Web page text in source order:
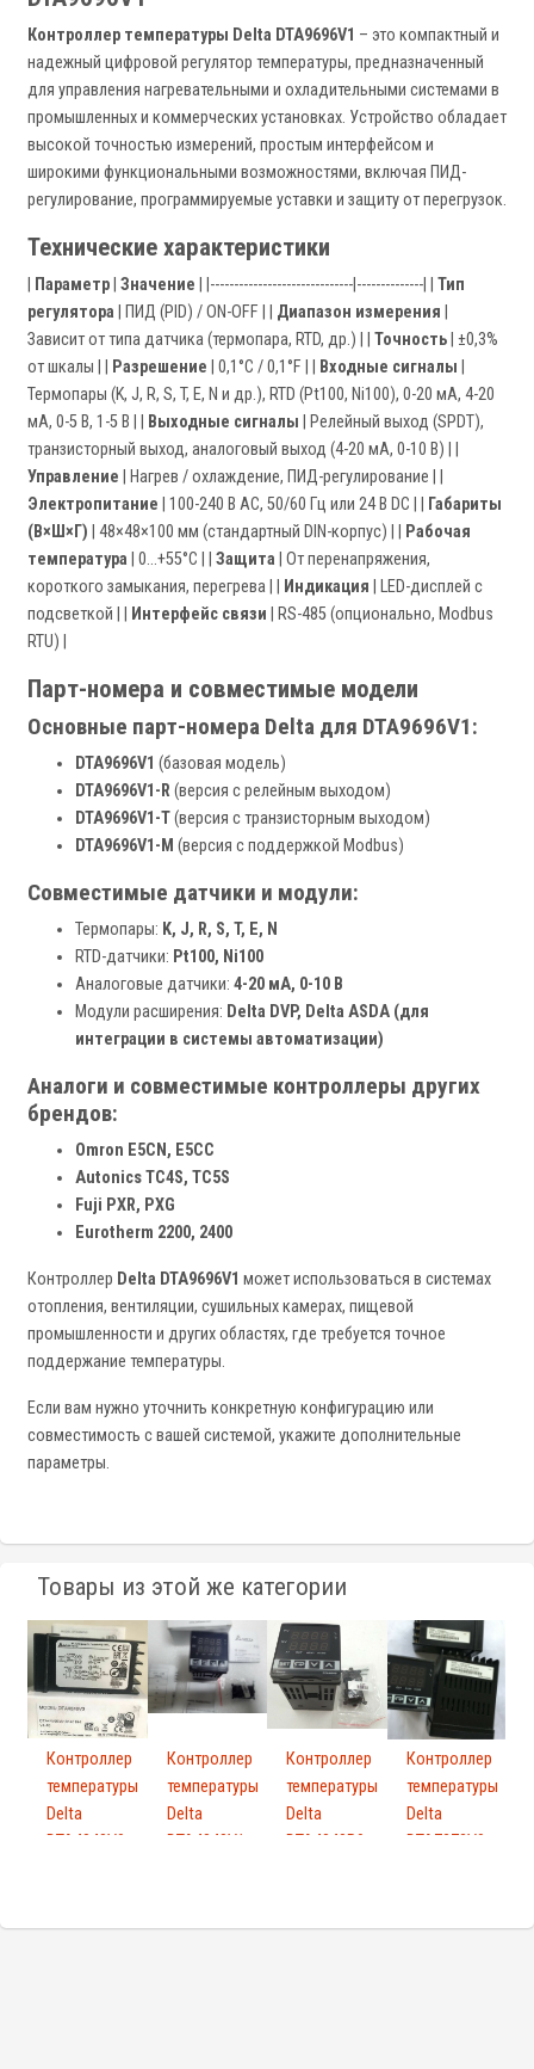
Контроллер температуры Delta DTA9696V1 – это компактный и
надежный цифровой регулятор температуры, предназначенный
для управления нагревательными и охладительными системами в
промышленных и коммерческих установках. Устройство обладает
высокой точностью измерений, простым интерфейсом и
широкими функциональными возможностями, включая ПИД-
регулирование, программируемые уставки и защиту от перегрузок.
Технические характеристики
Параметр Значение | |------------------------------|--------------| | Тип
регулятора | ПИД (PID) / ON-OFF | | Диапазон измерения
Зависит от типа датчика (термопара, RTD, др.) | | Точность | ±0,3%
от шкалы | |
Разрешение | 0,1°C / 0,1°F | | Входные сигналы
Термопары (K, J, R, S, T, E, N и др.), RTD (Pt100, Ni100), 0-20 мА, 4-20
мА, 0-5 В, 1-5 В | |
Выходные сигналы | Релейный выход (SPDT),
транзисторный выход, аналоговый выход (4-20 мА, 0-10 В) | |
Управление | Нагрев / охлаждение, ПИД-регулирование | |
Электропитание | 100-240 В AC, 50/60 Гц или 24 В DC | |
Габариты
(В×Ш×Г) | 48×48×100 мм (стандартный DIN-корпус) | |
Рабочая
температура | 0...+55°C | | Защита | От перенапряжения,
короткого замыкания, перегрева | |
Индикация | LED-дисплей с
подсветкой | |
Интерфейс связи | RS-485 (опционально, Modbus
RTU) |
Парт-номера и совместимые модели
Основные парт-номера Delta для DTA9696V1:
DTA9696V1 (базовая модель)
DTA9696V1-R (версия с релейным выходом)
DTA9696V1-T(версия с транзисторным выходом)
DTA9696V1-M (версия с поддержкой Modbus)
Совместимые датчики и модули:
Термопары: K, J, R, S, T, E, N
RTD-датчики: Pt100, Ni100
Аналоговые датчики: 4-20 мА, 0-10 В
Модули расширения: Delta DVP, Delta ASDA (для
интеграции в системы автоматизации)
Аналоги и совместимые контроллеры других
брендов:
Omron E5CN, E5CC
Autonics TC4S, TC5S
Fuji PXR, PXG
Eurotherm 2200, 2400
Контроллер Delta DTA9696V1 может использоваться в системах
отопления, вентиляции, сушильных камерах, пищевой
промышленности и других областях, где требуется точное
поддержание температуры.
Если вам нужно уточнить конкретную конфигурацию или
совместимость с вашей системой, укажите дополнительные
параметры.
Товары из этой же категории
Контроллер
температуры
Delta
DTA4848V0
Контроллер
температуры
Delta
DTA4848V1
Контроллер
температуры
Delta
DTA4848R0
Контроллер
температуры
Delta
DTA7272V0